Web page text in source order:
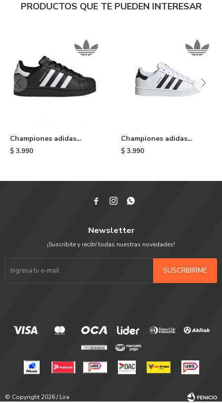
PRODUCTOS QUE TE PUEDEN INTERESAR
Championes adidas
Superstar II de niño -
$ 3.990
Championes adidas
Superstar II de niño -
$ 3.990
  
Newsletter
¡Suscribite y recibí todas nuestras novedades!
SUSCRIBIRME
© Copyright 2026 / Lira